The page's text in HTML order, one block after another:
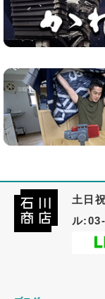
土日
ル